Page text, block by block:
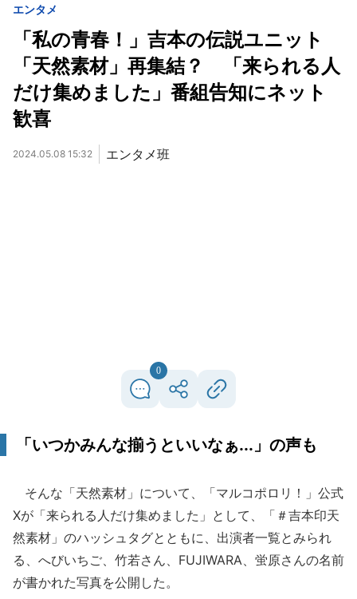
エンタメ
「私の青春！」吉本の伝説ユニット
「天然素材」再集結？ 「来られる人
だけ集めました」番組告知にネット
歓喜
2024.05.08 15:32 エンタメ班
0
「いつかみんな揃うといいなぁ...」の声も
そんな「天然素材」について、「マルコポロリ！」公式
Xが「来られる人だけ集めました」として、「＃吉本印天
然素材」のハッシュタグとともに、出演者一覧とみられ
る、へびいちご、竹若さん、FUJIWARA、蛍原さんの名前
が書かれた写真を公開した。